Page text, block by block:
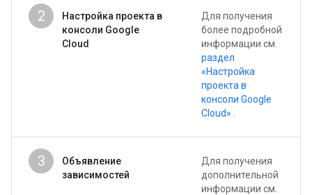
2
Настройка проекта в
консоли Google
Cloud
Для получения
более подробной
информации см.
раздел
«Настройка
проекта в
консоли Google
Cloud»
3
Объявление
зависимостей
Для получения
дополнительной
информации см.